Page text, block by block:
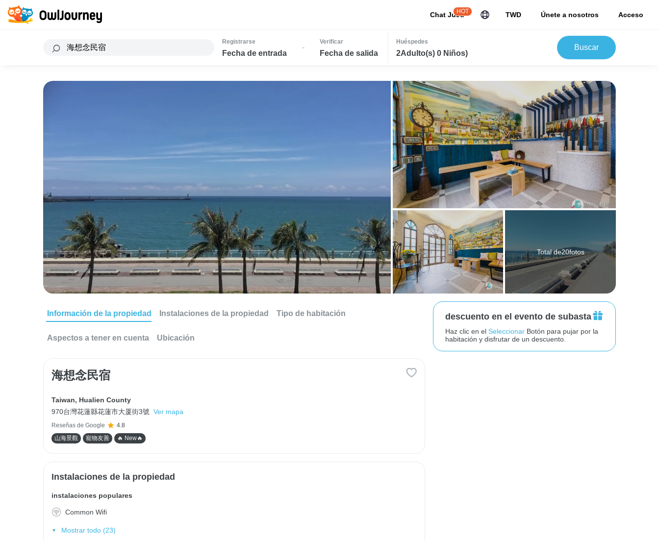
Chat JuJu
HOT TWD Únete a nosotros Acceso
Registrarse
Fecha de entrada
-
Verificar
Fecha de salida
Huéspedes
2Adulto(s) 0 Niños)
Buscar
Total de20fotos
Información de la propiedad Instalaciones de la propiedad Tipo de habitación
Aspectos a tener en cuenta Ubicación
海想念民宿
Taiwan, Hualien County
970台灣花蓮縣花蓮市大厦街3號 Ver mapa
Reseñas de Google
4.8
山海景觀
寵物友善 🔥 New🔥
Instalaciones de la propiedad
instalaciones populares
Common Wifi
Mostrar todo (23)
descuento en el evento de subasta
Haz clic en elSeleccionar Botón para pujar por la
habitación y disfrutar de un descuento.